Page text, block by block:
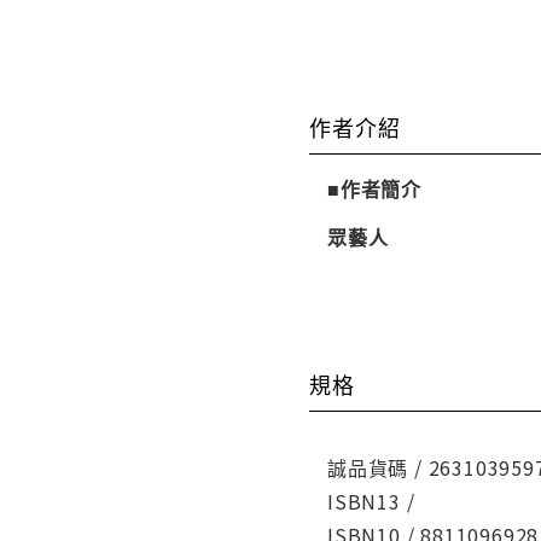
作者介紹
■作者簡介
眾藝人
規格
誠品貨碼 /
ISBN13 /
ISBN10 / 8811096928